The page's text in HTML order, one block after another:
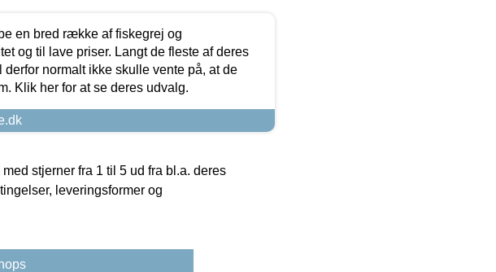
en bred række af fiskegrej og
og til lave priser. Langt de fleste af deres
normalt ikke skulle vente på, at de
Klik her for at se deres udvalg.
stjerner fra 1 til 5 ud fra bl.a. deres
leveringsformer og